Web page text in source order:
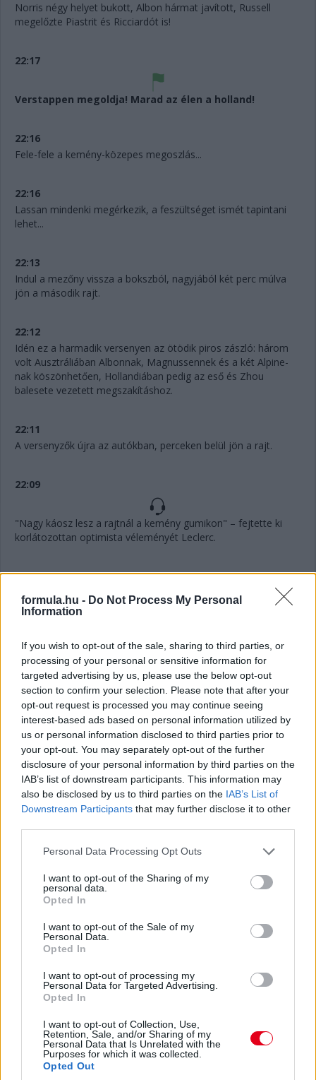
formula.hu - Do Not Process My Personal
Information
If you wish to opt-out of the sale, sharing to third parties, or
processing of your personal or sensitive information for
targeted advertising by us, please use the below opt-out
section to confirm your selection. Please note that after your
opt-out request is processed you may continue seeing
interest-based ads based on personal information utilized by
us or personal information disclosed to third parties prior to
your opt-out. You may separately opt-out of the further
disclosure of your personal information by third parties on the
IAB’s list of downstream participants. This information may
also be disclosed by us to third parties on the IAB’s List of
Downstream Participants that may further disclose it to other
Please note that this website/app uses one or more Google
not limited to your visit or usage behaviour. You may click to
grant or deny consent to Google and its third-party tags to
use your data for below specified purposes in below Google
consent section.
Personal Data Processing Opt Outs
I want to opt-out of the Sharing of my
personal data.
Opted In
I want to opt-out of the Sale of my
Personal Data.
Opted In
I want to opt-out of processing my
Personal Data for Targeted Advertising.
Opted In
I want to opt-out of Collection, Use,
Retention, Sale, and/or Sharing of my
Personal Data that Is Unrelated with the
Purposes for which it was collected.
Opted Out
Norris négy helyet bukott, Albon hármat javított, Russell
megelőzte Piastrit és Ricciardót is!
22:17
Verstappen megoldja! Marad az élen a holland!
22:16
Fele-fele a kemény-közepes megoszlás...
22:16
Lassan mindenki megérkezik, a feszültséget ismét tapintani
lehet...
22:13
Indul a mezőny vissza a bokszból, nagyjából két perc múlva
jön a második rajt.
22:12
Idén ez a harmadik versenyen az ötödik piros zászló: három
volt Ausztráliában Albonnak, Magnussennek és a két Alpine-
nak köszönhetően, Hollandiában pedig az eső és Zhou
balesete vezetett megszakításhoz.
22:11
A versenyzők újra az autókban, perceken belül jön a rajt.
22:09
"Nagy káosz lesz a rajtnál a kemény gumikon" – fejtette ki
korlátozottan optimista véleményét Leclerc.
22:08
Verstappen is azok közé tartozott, akik nem örültek a
takarítottak..."
22:04
Szűk 10 perc múlva állórajttal folytatódik a verseny.
22:00
Többen rajtavesztettek a piros zászlón, köztük Albon, aki
nagyon nagyot ment a keményeken, de a taktikai előnyét
lenullázta a piros. Bottas sem örül, a 9. rajthelyről most a 16.
És még egy: